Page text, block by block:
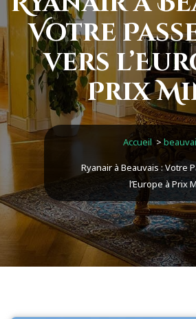
Votre
vers
Prix
Accueil >
Ryanair à Beauvais : Votre
l’Europe à Prix